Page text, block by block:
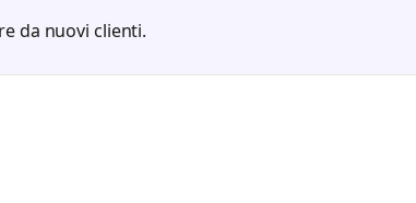
da nuovi clienti.